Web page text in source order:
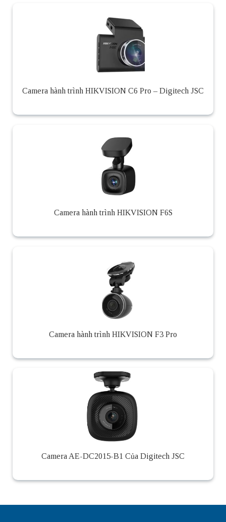
Camera hành trình HIKVISION C6 Pro – Digitech JSC
Camera hành trình HIKVISION F6S
Camera hành trình HIKVISION F3 Pro
Camera AE-DC2015-B1 Của Digitech JSC